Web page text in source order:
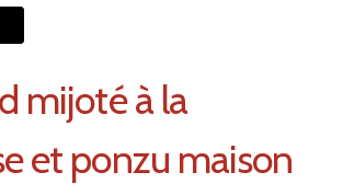
mijoté à la
et ponzu maison